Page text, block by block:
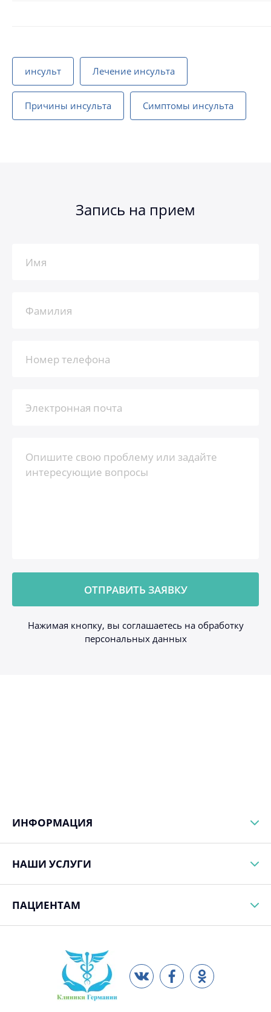
инсульт Лечение инсульта
Причины инсульта Симптомы инсульта
Запись на прием
Нажимая кнопку, вы соглашаетесь на обработку
персональных данных
ИНФОРМАЦИЯ
НАШИ УСЛУГИ
ПАЦИЕНТАМ